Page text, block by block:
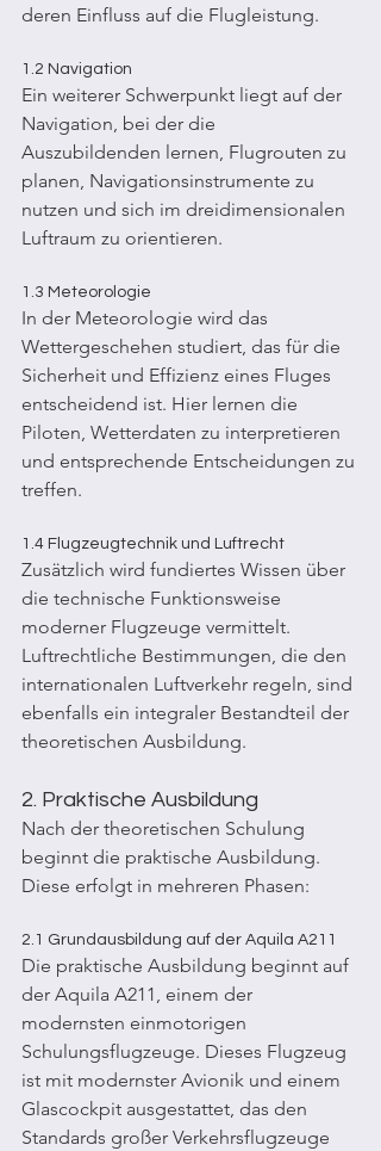
deren Einfluss auf die Flugleistung.
1.2 Navigation
Ein weiterer Schwerpunkt liegt auf der
Navigation, bei der die
Auszubildenden lernen, Flugrouten zu
planen, Navigationsinstrumente zu
nutzen und sich im dreidimensionalen
Luftraum zu orientieren.
1.3 Meteorologie
In der Meteorologie wird das
Wettergeschehen studiert, das für die
Sicherheit und Effizienz eines Fluges
entscheidend ist. Hier lernen die
Piloten, Wetterdaten zu interpretieren
und entsprechende Entscheidungen zu
treffen.
1.4 Flugzeugtechnik und Luftrecht
Zusätzlich wird fundiertes Wissen über
die technische Funktionsweise
moderner Flugzeuge vermittelt.
Luftrechtliche Bestimmungen, die den
internationalen Luftverkehr regeln, sind
ebenfalls ein integraler Bestandteil der
theoretischen Ausbildung.
2. Praktische Ausbildung
Nach der theoretischen Schulung
beginnt die praktische Ausbildung.
Diese erfolgt in mehreren Phasen:
2.1 Grundausbildung auf der Aquila A211
Die praktische Ausbildung beginnt auf
der Aquila A211, einem der
modernsten einmotorigen
Schulungsflugzeuge. Dieses Flugzeug
ist mit modernster Avionik und einem
Glascockpit ausgestattet, das den
Standards großer Verkehrsflugzeuge